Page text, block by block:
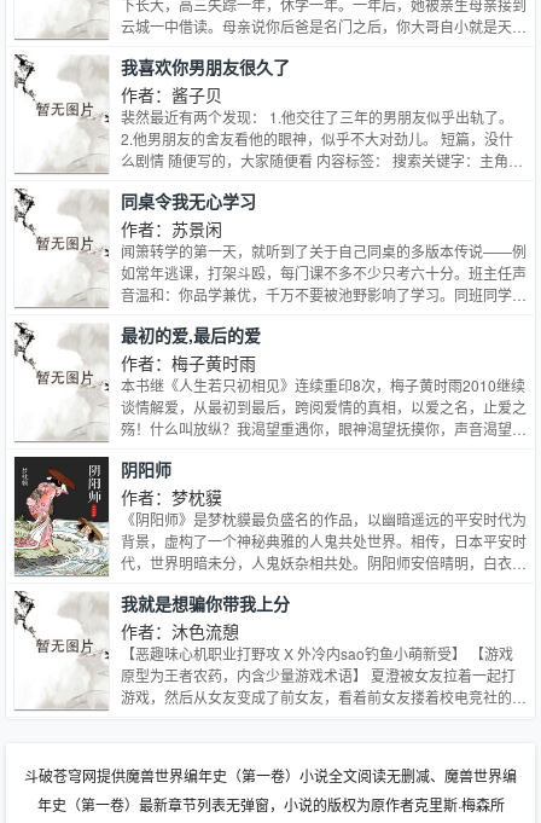
下长大，高三失踪一年，休学一年。一年后，她被亲生母亲接到
云城一中借读。母亲说你后爸是名门之后，你大哥自小就是天
人暗地里都收到程家隽爷的一份警告隽爷老婆是乡下人，不懂圈
子不懂时势不懂金融行情……脾气还差的很，总之，大家多担
待。直到一天，隽爷调查某个大佬时，他的手下望着不小心扒出
来的据说什么都不懂的小嫂子的其中一个马甲……陷入迷之沉
默。大概就是两个大佬为了不让对方自卑，互相隐藏马甲的故
我喜欢你男朋友很久了
作者：酱子贝
裴然最近有两个发现： 1.他交往了三年的男朋友似乎出轨了。
2.他男朋友的舍友看他的眼神，似乎不大对劲儿。 短篇，没什
么剧情 随便写的，大家随便看 内容标签： 搜索关键字：主角：
同桌令我无心学习
作者：苏景闲
闻箫转学的第一天，就听到了关于自己同桌的多版本传说——例
如常年逃课，打架斗殴，每门课不多不少只考六十分。班主任声
音温和：你品学兼优，千万不要被池野影响了学习。同班同学怜
废弃塑料管，冷脸将数名对手打趴下的池野灵魂质问：这他妈到
底谁影响谁？校园日常文。池野X闻箫，身负传说、骚话很多的
攻X进可提笔好好学习、退可拎棍以“德”服人的冷气机受。
最初的爱,最后的爱
作者：梅子黄时雨
本书继《人生若只初相见》连续重印8次，梅子黄时雨2010继续
谈情解爱，从最初到最后，跨阅爱情的真相，以爱之名，止爱之
殇！什么叫放纵？我渴望重遇你，眼神渴望抚摸你，声音渴望企
被背叛的，一种是背叛的。男人永远不懂，女人说分手是为了挽
留，所以，他们都认为自己是前一种。每个人有两次恋爱，最初
的爱用来伤害，最后的爱用来成熟，N年后回首，为仍然相信爱
情的人们，记录的爱情纪念物。作者的话——
阴阳师
作者：梦枕貘
《阴阳师》是梦枕貘最负盛名的作品，以幽暗遥远的平安时代为
背景，虚构了一个神秘典雅的人鬼共处世界。相传，日本平安时
代，世界明暗未分，人鬼妖杂相共处。阴阳师安倍晴明，白衣飘
淡漠生死，游走于阴阳两界，在谈笑之间破解桩桩离奇事件，为
人鬼解忧。…
我就是想骗你带我上分
作者：沐色流憩
【恶趣味心机职业打野攻 X 外冷内sao钓鱼小萌新受】 【游戏
原型为王者农药，内含少量游戏术语】 夏澄被女友拉着一起打
游戏，然后从女友变成了前女友，看着前女友搂着校电竞社的队
巧”，然后点开了游戏好友列表里段位最高的那一位的私聊框。
—— 整个电竞圈基本都知道EC战队的门面担当打野谢神网恋
斗破苍穹网提供魔兽世界编年史（第一卷）小说全文阅读无删减、魔兽世界编
年史（第一卷）最新章节列表无弹窗，小说的版权为原作者克里斯·梅森所